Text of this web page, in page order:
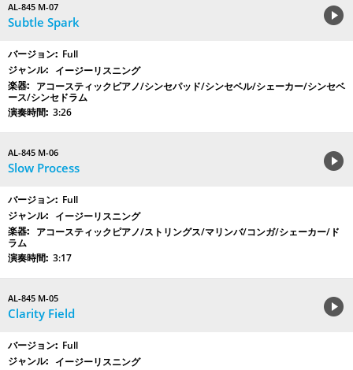
AL-845 M-07
Subtle Spark
Full
イージーリスニング
アコースティックピアノ/シンセパッド/シンセベル/シェーカー/シンセベ
ース/シンセドラム
3:26
AL-845 M-06
Slow Process
Full
イージーリスニング
アコースティックピアノ/ストリングス/マリンバ/コンガ/シェーカー/ド
ラム
3:17
AL-845 M-05
Clarity Field
Full
イージーリスニング